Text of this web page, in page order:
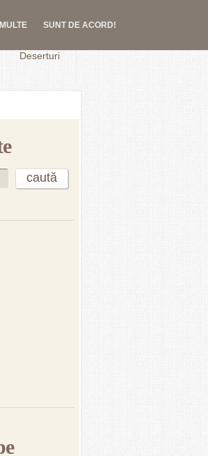
SUNT DE ACORD!
Deserturi